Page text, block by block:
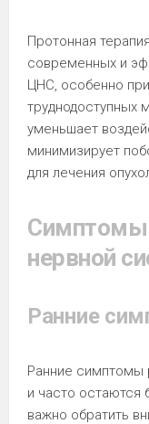
Протонная
современных и
ЦНС, особенно
труднодоступных
уменьшает
минимизирует
для лечения
Симптомы
нервной
Ранние
Ранние симптомы
и часто остаются
важно обратить